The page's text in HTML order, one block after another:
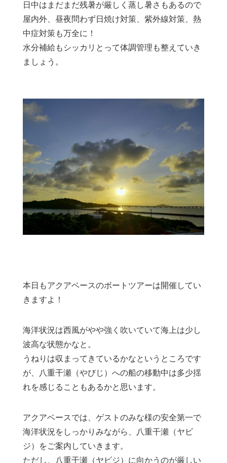
日中はまだまだ残暑が厳しく蒸し暑さもあるので
屋内外、昼夜問わず日焼け対策、紫外線対策、熱
中症対策も万全に！
水分補給もシッカリとって体調管理も整えていき
ましょう。
本日もアクアベースのボートツアーは開催してい
きますよ！
海洋状況は西風がやや強く吹いていて海上は少し
波高な状態かなと。
うねりは収まってきているかなというところです
が、八重干瀬（やびじ）への船の移動中は多少揺
れを感じることもあるかと思います。
アクアベースでは、ゲストのみな様の安全第一で
海洋状況をしっかりみながら、八重干瀬（ヤビ
ジ）をご案内していきます。
ただし、八重干瀬（ヤビジ）に向かうのが厳しい